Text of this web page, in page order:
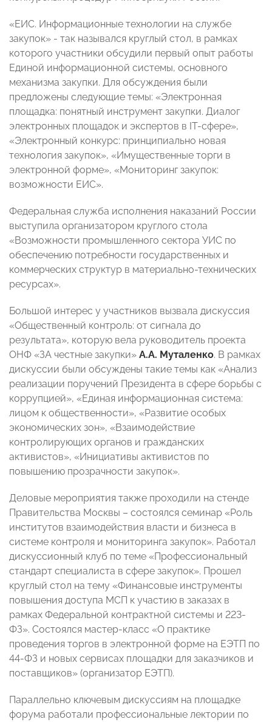
«ЕИС. Информационные технологии на службе
закупок» - так назывался круглый стол, в рамках
которого участники обсудили первый опыт работы
Единой информационной системы, основного
механизма закупки. Для обсуждения были
предложены следующие темы: «Электронная
площадка: понятный инструмент закупки. Диалог
электронных площадок и экспертов в IT-сфере»,
«Электронный конкурс: принципиально новая
технология закупок», «Имущественные торги в
электронной форме», «Мониторинг закупок:
возможности ЕИС».
Федеральная служба исполнения наказаний России
выступила организатором круглого стола
«Возможности промышленного сектора УИС по
обеспечению потребности государственных и
коммерческих структур в материально-технических
ресурсах».
Большой интерес у участников вызвала дискуссия
«Общественный контроль: от сигнала до
результата», которую вела руководитель проекта
ОНФ «ЗА честные закупки» А.А. Муталенко. В рамках
дискуссии были обсуждены такие темы как «Анализ
реализации поручений Президента в сфере борьбы с
коррупцией», «Единая информационная система:
лицом к общественности», «Развитие особых
экономических зон», «Взаимодействие
контролирующих органов и гражданских
активистов», «Инициативы активистов по
повышению прозрачности закупок».
Деловые мероприятия также проходили на стенде
Правительства Москвы – состоялся семинар «Роль
институтов взаимодействия власти и бизнеса в
системе контроля и мониторинга закупок». Работал
дискуссионный клуб по теме «Профессиональный
стандарт специалиста в сфере закупок». Прошел
круглый стол на тему «Финансовые инструменты
повышения доступа МСП к участию в заказах в
рамках Федеральной контрактной системы и 223-
ФЗ». Состоялся мастер-класс «О практике
проведения торгов в электронной форме на ЕЭТП по
44-ФЗ и новых сервисах площадки для заказчиков и
поставщиков» (организатор ЕЭТП).
Параллельно ключевым дискуссиям на площадке
форума работали профессиональные лектории по